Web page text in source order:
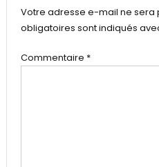
Votre adresse e-mail ne sera
obligatoires sont indiqués
Commentaire *